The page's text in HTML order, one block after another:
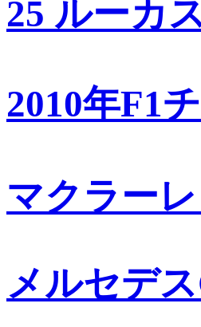
25 ルーカ
2010年F1
マクラー
メルセデ